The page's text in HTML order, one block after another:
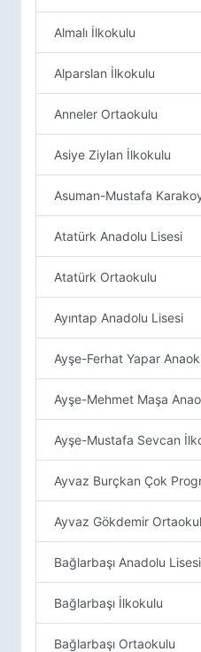
Almalı İlkokulu
Alparslan İlkokulu
Anneler Ortaokulu
Asiye Ziylan İlkokulu
Asuman-Mustafa
Atatürk Anadolu Lisesi
Atatürk Ortaokulu
Ayıntap Anadolu Lisesi
Ayşe-Ferhat Yapar
Ayşe-Mehmet Maşa
Ayşe-Mustafa Sevcan
Ayvaz Burçkan Çok
Ayvaz Gökdemir
Bağlarbaşı Anadolu Lisesi
Bağlarbaşı İlkokulu
Bağlarbaşı Ortaokulu